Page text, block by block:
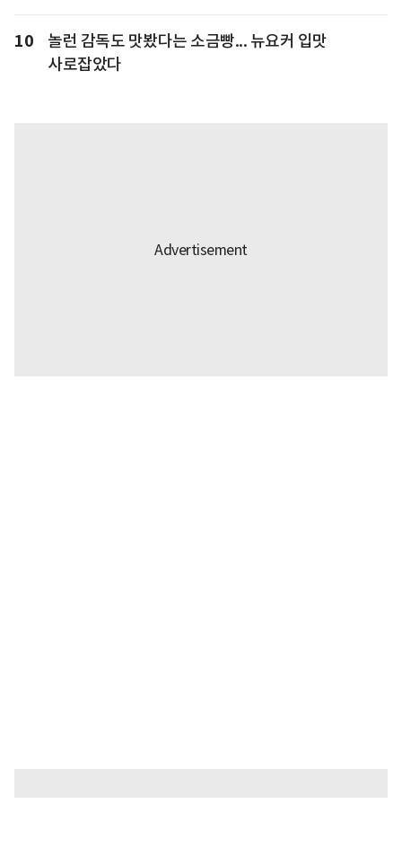
10
놀런 감독도 맛봤다는 소금빵... 뉴요커 입맛
사로잡았다